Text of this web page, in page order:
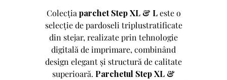
Colecția parchet Step XL & Leste o
selecție de pardoseli triplustratificate
din stejar, realizate prin tehnologie
digitală de imprimare, combinând
design elegant și structură de calitate
superioară. Parchetul Step XL &